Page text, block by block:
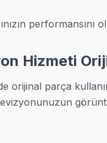
çoğu arıza yerinde
her noktasında
performansını
Hizmeti
orijinal parça